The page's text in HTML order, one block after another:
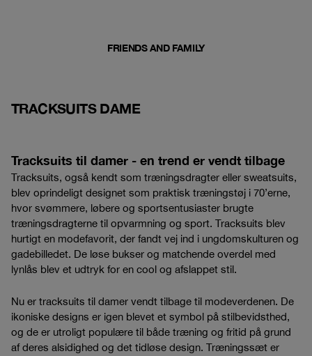
FRIENDS AND FAMILY
TRACKSUITS DAME
Tracksuits til damer - en trend er vendt tilbage
Tracksuits, også kendt som træningsdragter eller sweatsuits,
blev oprindeligt designet som praktisk træningstøj i 70’erne,
hvor svømmere, løbere og sportsentusiaster brugte
træningsdragterne til opvarmning og sport. Tracksuits blev
hurtigt en modefavorit, der fandt vej ind i ungdomskulturen og
gadebilledet. De løse bukser og matchende overdel med
lynlås blev et udtryk for en cool og afslappet stil.
Nu er tracksuits til damer vendt tilbage til modeverdenen. De
ikoniske designs er igen blevet et symbol på stilbevidsthed,
og de er utroligt populære til både træning og fritid på grund
af deres alsidighed og det tidløse design. Træningssæt er